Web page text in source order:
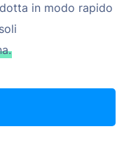
in modo rapido